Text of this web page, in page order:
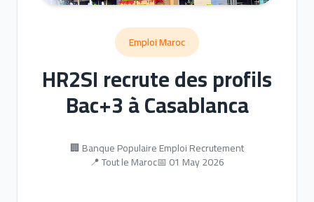
Emploi Maroc
HR2SI recrute des profils
Bac+3 à Casablanca
🏢 Banque Populaire Emploi Recrutement
📍 Tout le Maroc📅 01 May 2026